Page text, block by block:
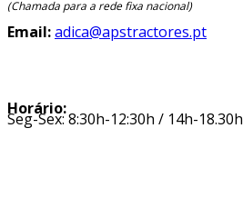
(Chamada para a rede fixa nacional)
Email:adica@apstractores.pt
Horário:
Seg-Sex: 8:30h-12:30h / 14h-18.30h